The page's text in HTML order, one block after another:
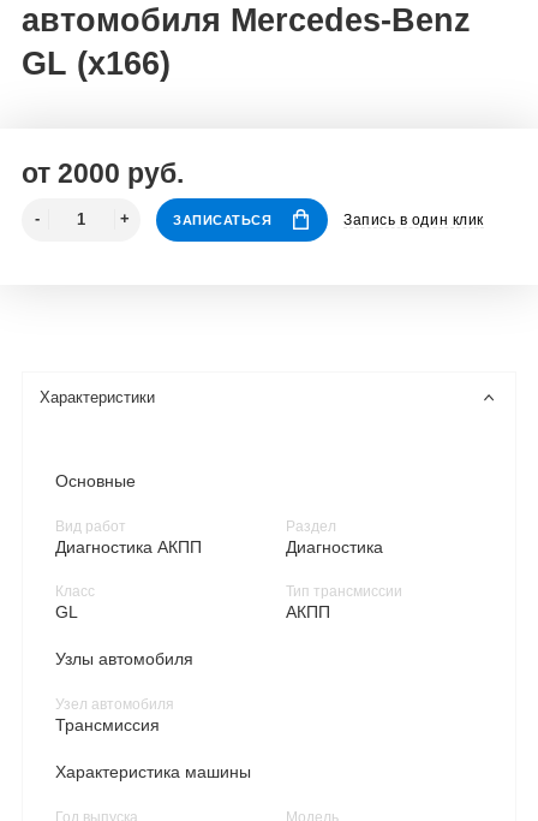
автомобиля Mercedes-Benz
GL (x166)
от 2000 руб.
ЗАПИСАТЬСЯ Запись в один клик
Характеристики
Основные
Вид работ
Диагностика АКПП
Класс
GL
Раздел
Диагностика
Тип трансмиссии
АКПП
Узлы автомобиля
Узел автомобиля
Трансмиссия
Характеристика машины
Год выпуска Модель